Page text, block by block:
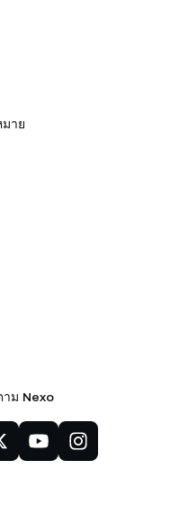
าย
าม Nexo